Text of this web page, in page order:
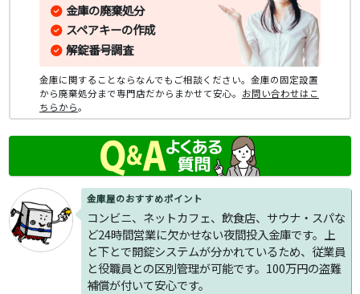
金庫屋のおすすめポイント
コンビニ、ネットカフェ、飲食店、サウナ・スパな
ど24時間営業に欠かせない夜間投入金庫です。上
と下とで開錠システムが分かれているため、従業員
と役職員との区別管理が可能です。100万円の盗難
補償が付いて安心です。
金庫の廃棄処分
スペアキーの作成
解錠番号調査
金庫に関することならなんでもご相談ください。金庫の固定設置
から廃棄処分まで専門店だからまかせて安心。 お問い合わせはこ
ちらから。